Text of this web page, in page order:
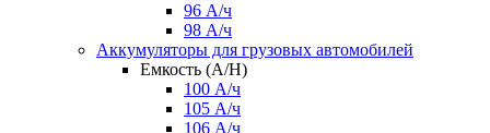
96 А/ч
98 А/ч
Аккумуляторы для грузовых автомобилей
Емкость (A/H)
100 А/ч
105 А/ч
106 А/ч